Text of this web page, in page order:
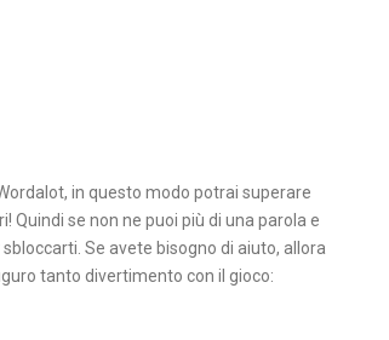
in questo modo potrai superare
se non ne puoi più di una parola e
Se avete bisogno di aiuto, allora
tanto divertimento con il gioco: